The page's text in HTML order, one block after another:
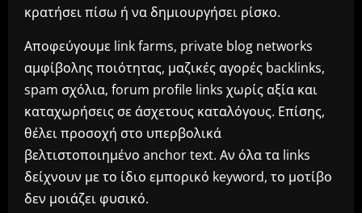
κρατήσει πίσω ή να δημιουργήσει ρίσκο.
Αποφεύγουμε link farms, private blog networks
αμφίβολης ποιότητας, μαζικές αγορές backlinks,
spam σχόλια, forum profile links χωρίς αξία και
καταχωρήσεις σε άσχετους καταλόγους. Επίσης,
θέλει προσοχή στο υπερβολικά
βελτιστοποιημένο anchor text. Αν όλα τα links
δείχνουν με το ίδιο εμπορικό keyword, το μοτίβο
δεν μοιάζει φυσικό.